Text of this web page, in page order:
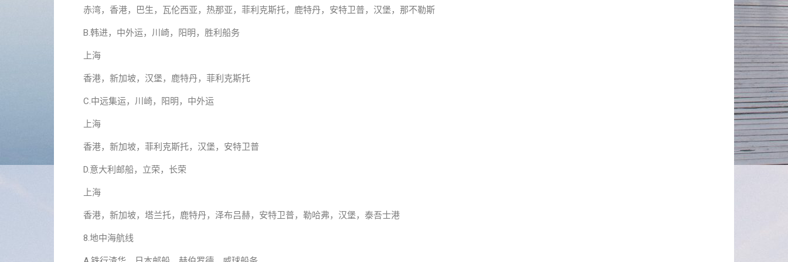
赤湾，香港，巴生，瓦伦西亚，热那亚，菲利克斯托，鹿特丹，安特卫普，汉堡，那不勒斯
B.韩进，中外运，川崎，阳明，胜利船务
上海
香港，新加坡，汉堡，鹿特丹，菲利克斯托
C.中远集运，川崎，阳明，中外运
上海
香港，新加坡，菲利克斯托，汉堡，安特卫普
D.意大利邮船，立荣，长荣
上海
香港，新加坡，塔兰托，鹿特丹，泽布吕赫，安特卫普，勒哈弗，汉堡，泰吾士港
8.地中海航线